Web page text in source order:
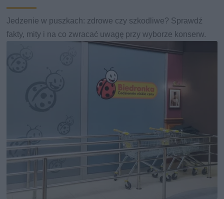
Jedzenie w puszkach: zdrowe czy szkodliwe? Sprawdź
fakty, mity i na co zwracać uwagę przy wyborze konserw.